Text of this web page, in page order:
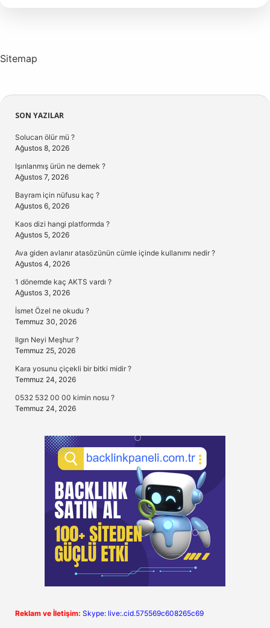
Sitemap
Sidebar
SON YAZILAR
Solucan ölür mü ?
Ağustos 8, 2026
Işınlanmış ürün ne demek ?
Ağustos 7, 2026
Bayram için nüfusu kaç ?
Ağustos 6, 2026
Kaos dizi hangi platformda ?
Ağustos 5, 2026
Ava giden avlanır atasözünün cümle içinde kullanımı nedir ?
Ağustos 4, 2026
1 dönemde kaç AKTS vardı ?
Ağustos 3, 2026
İsmet Özel ne okudu ?
Temmuz 30, 2026
Ilgın Neyi Meşhur ?
Temmuz 25, 2026
Kara yosunu çiçekli bir bitki midir ?
Temmuz 24, 2026
0532 532 00 00 kimin nosu ?
Temmuz 24, 2026
Reklam ve İletişim: Skype: live:.cid.575569c608265c69